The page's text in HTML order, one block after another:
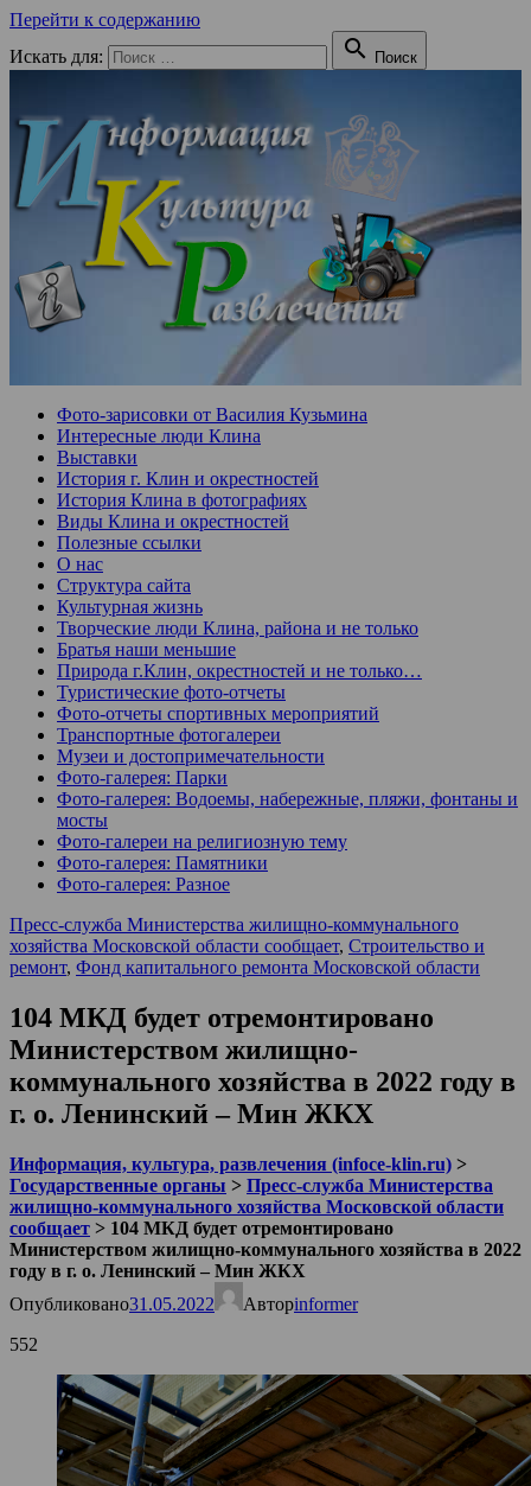
Перейти к содержанию
Искать для:
 Поиск
Фото-зарисовки от Василия Кузьмина
Интересные люди Клина
Выставки
История г. Клин и окрестностей
История Клина в фотографиях
Виды Клина и окрестностей
Полезные ссылки
О нас
Структура сайта
Культурная жизнь
Творческие люди Клина, района и не только
Братья наши меньшие
Природа г.Клин, окрестностей и не только…
Туристические фото-отчеты
Фото-отчеты спортивных мероприятий
Транспортные фотогалереи
Музеи и достопримечательности
Фото-галерея: Парки
Фото-галерея: Водоемы, набережные, пляжи, фонтаны и
мосты
Фото-галереи на религиозную тему
Фото-галерея: Памятники
Фото-галерея: Разное
Пресс-служба Министерства жилищно-коммунального
хозяйства Московской области сообщает, Строительство и
ремонт, Фонд капитального ремонта Московской области
104 МКД будет отремонтировано
Министерством жилищно-
коммунального хозяйства в 2022 году в
г. о. Ленинский – Мин ЖКХ
Информация, культура, развлечения (infoce-klin.ru) >
Государственные органы > Пресс-служба Министерства
жилищно-коммунального хозяйства Московской области
сообщает > 104 МКД будет отремонтировано
Министерством жилищно-коммунального хозяйства в 2022
году в г. о. Ленинский – Мин ЖКХ
Опубликовано31.05.2022 Авторinformer
552